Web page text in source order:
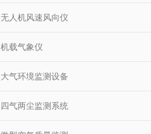
无人机风速风向仪
机载气象仪
大气环境监测设备
四气两尘监测系统